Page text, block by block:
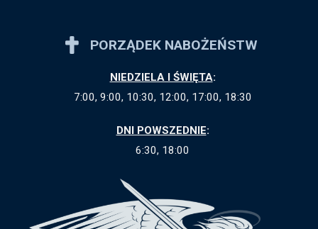
PORZĄDEK NABOŻEŃSTW
NIEDZIELA I ŚWIĘTA:
7:00, 9:00, 10:30, 12:00, 17:00, 18:30
DNI POWSZEDNIE:
6:30, 18:00